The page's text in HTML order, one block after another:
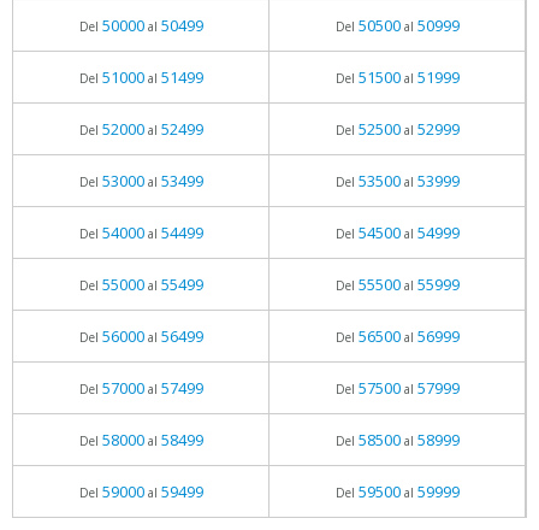
Del 50000al 50499 Del 50500al 50999
Del 51000al 51499 Del 51500al 51999
Del 52000al 52499 Del 52500al 52999
Del 53000al 53499 Del 53500al 53999
Del 54000al 54499 Del 54500al 54999
Del 55000al 55499 Del 55500al 55999
Del 56000al 56499 Del 56500al 56999
Del 57000al 57499 Del 57500al 57999
Del 58000al 58499 Del 58500al 58999
Del 59000al 59499 Del 59500al 59999